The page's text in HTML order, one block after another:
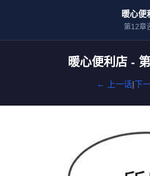
暖心便
第12章
暖心便利店 -
← 上一话|下